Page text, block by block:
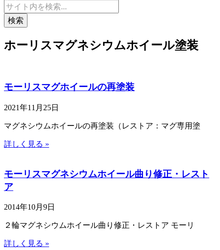
検索
ホーリスマグネシウムホイール塗装
モーリスマグホイールの再塗装
2021年11月25日
マグネシウムホイールの再塗装（レストア：マグ専用塗
詳しく見る »
モーリスマグネシウムホイール曲り修正・レスト
ア
2014年10月9日
２輪マグネシウムホイール曲り修正・レストア モーリ
詳しく見る »